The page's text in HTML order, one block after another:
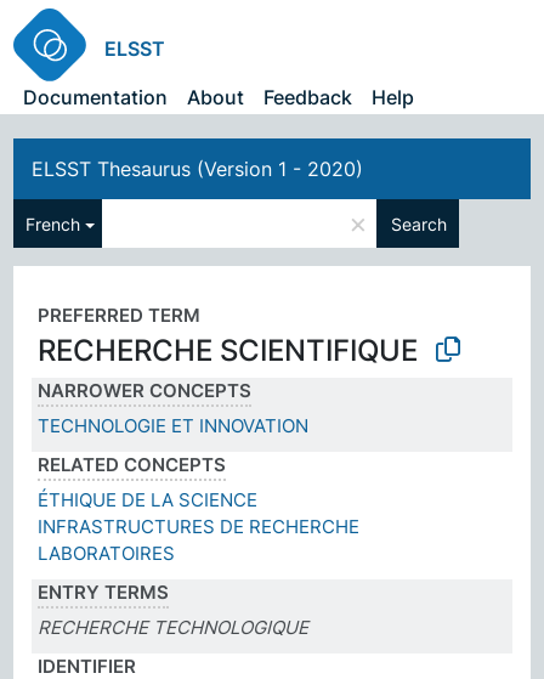
ELSST
Documentation
About Feedback Help
ELSST Thesaurus (Version 1 - 2020)
French × Search
PREFERRED TERM
RECHERCHE SCIENTIFIQUE
NARROWER CONCEPTS
TECHNOLOGIE ET INNOVATION
RELATED CONCEPTS
ÉTHIQUE DE LA SCIENCE
INFRASTRUCTURES DE RECHERCHE
LABORATOIRES
ENTRY TERMS
RECHERCHE TECHNOLOGIQUE
IDENTIFIER